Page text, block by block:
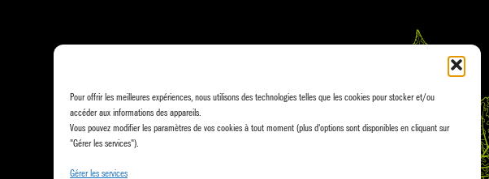
Pour offrir les meilleures expériences, nous utilisons des technologies telles que les cookies pour stocker et/ou
accéder aux informations des appareils.
Vous pouvez modifier les paramètres de vos cookies à tout moment (plus d'options sont disponibles en cliquant sur
"Gérer les services").
Gérer les services